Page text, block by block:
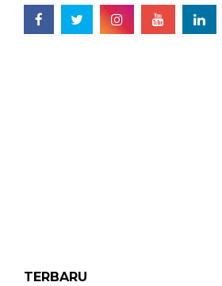
TERBARU